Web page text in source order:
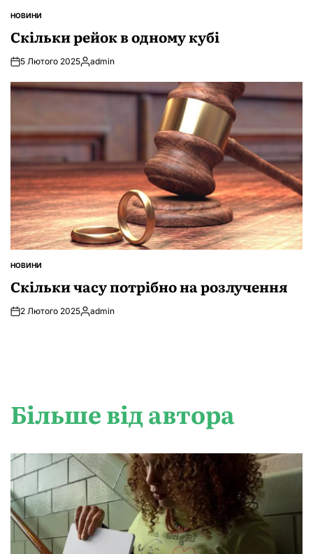
ОПУБЛІКУВАТИ
НОВИНИ
Скільки рейок в одному кубі
5 Лютого 2025Опубліковано
admin
ОПУБЛІКУВАТИ
НОВИНИ
Скільки часу потрібно на розлучення
2 Лютого 2025Опубліковано
admin
Більше від автора